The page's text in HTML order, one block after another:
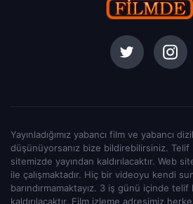
Yayınladığımız yabancı film ve yabancı
düşünüyorsanız bize bildirebilirsiniz. Telif
sitemizde yayından kaldırılacaktır. Web
ile çalışmaktadır. Hiç bir videoyu kendi
barındırmamaktayız. 3 iş günü içinde
kaldırılacaktır. Film izleme adresimiz